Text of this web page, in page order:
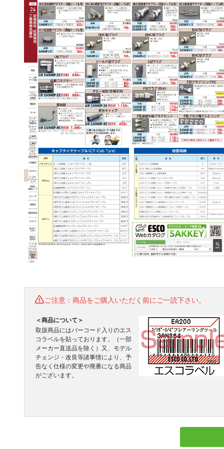
ご注意：商品をご購入いただく前にご一読下さい。
＜商品について＞
取扱商品にはバーコード入りのエス
コラベルを貼っております。（一部
メーカー直送品を除く）又、モデル
チェンジ・改良等諸事情により、予
告なく仕様の変更や廃番になる商品
がございます。